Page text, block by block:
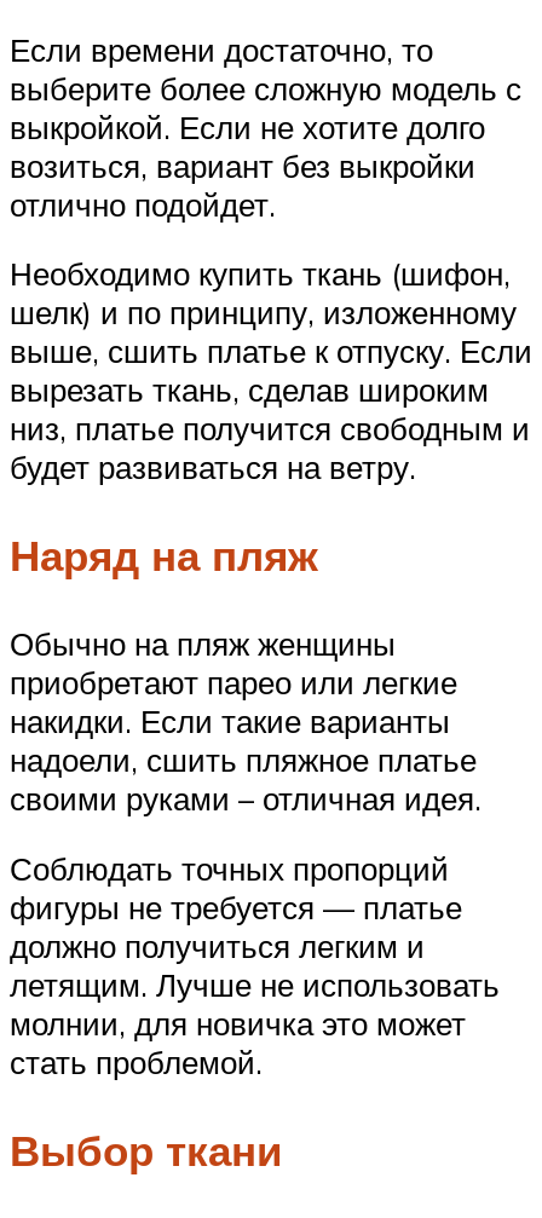
Если времени достаточно, то
выберите более сложную модель с
выкройкой. Если не хотите долго
возиться, вариант без выкройки
отлично подойдет.
Необходимо купить ткань (шифон,
шелк) и по принципу, изложенному
выше, сшить платье к отпуску. Если
вырезать ткань, сделав широким
низ, платье получится свободным и
будет развиваться на ветру.
Наряд на пляж
Обычно на пляж женщины
приобретают парео или легкие
накидки. Если такие варианты
надоели, сшить пляжное платье
своими руками – отличная идея.
Соблюдать точных пропорций
фигуры не требуется — платье
должно получиться легким и
летящим. Лучше не использовать
молнии, для новичка это может
стать проблемой.
Выбор ткани